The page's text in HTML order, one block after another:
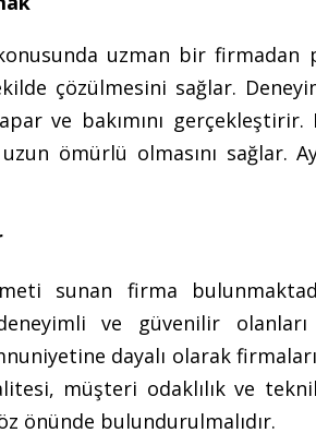
uzman bir firmadan
çözülmesini sağlar.
ve bakımını
ömürlü olmasını sağlar.
sunan firma
ve güvenilir
dayalı olarak
müşteri odaklılık ve
önünde bulundurulmalıdır.